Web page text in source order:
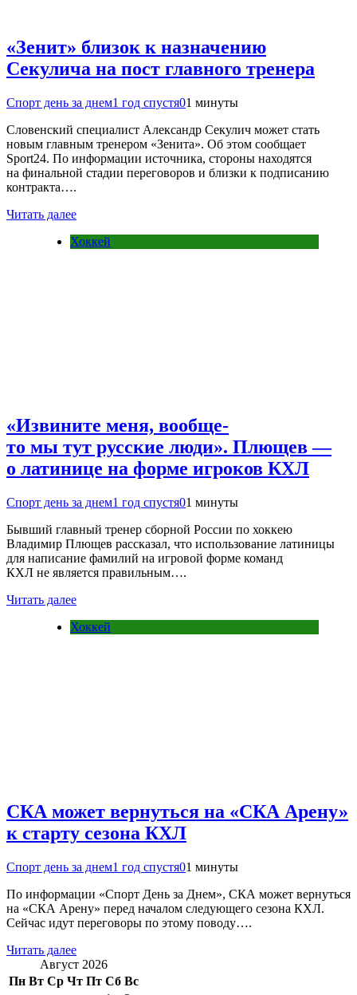
«Зенит» близок к назначению
Секулича на пост главного тренера
Спорт день за днем1 год спустя01 минуты
Словенский специалист Александр Секулич может стать
новым главным тренером «Зенита». Об этом сообщает
Sport24. По информации источника, стороны находятся
на финальной стадии переговоров и близки к подписанию
контракта….
Читать далее
Хоккей
«Извините меня, вообще-
то мы тут русские люди». Плющев —
о латинице на форме игроков КХЛ
Спорт день за днем1 год спустя01 минуты
Бывший главный тренер сборной России по хоккею
Владимир Плющев рассказал, что использование латиницы
для написание фамилий на игровой форме команд
КХЛ не является правильным….
Читать далее
Хоккей
СКА может вернуться на «СКА Арену»
к старту сезона КХЛ
Спорт день за днем1 год спустя01 минуты
По информации «Спорт День за Днем», СКА может вернуться
на «СКА Арену» перед началом следующего сезона КХЛ.
Сейчас идут переговоры по этому поводу….
Читать далее
Август 2026
Пн Вт Ср Чт Пт Сб Вс